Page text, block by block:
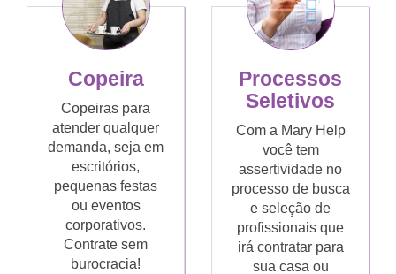
Copeira
Copeiras para
atender qualquer
demanda, seja em
escritórios,
pequenas festas
ou eventos
corporativos.
Contrate sem
burocracia!
Processos
Seletivos
Com a Mary Help
você tem
assertividade no
processo de busca
e seleção de
profissionais que
irá contratar para
sua casa ou